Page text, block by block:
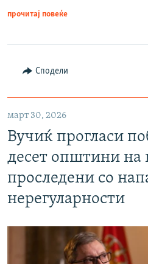
прочитај повеќе
Сподели
март 30, 2026
Вучиќ прогласи
десет општини на
проследени со
нерегуларности